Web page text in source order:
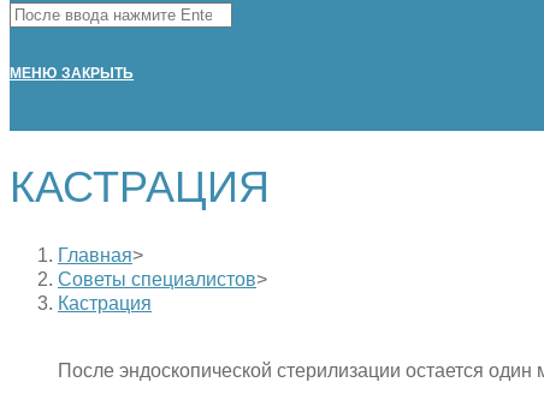
Поиск
МЕНЮ ЗАКРЫТЬ
КАСТРАЦИЯ
Главная>
Советы специалистов>
Кастрация
После эндоскопической стерилизации остается